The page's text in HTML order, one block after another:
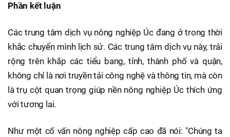
Phần kết luận
Các trung tâm dịch vụ nông nghiệp Úc đang ở trong thời
khắc chuyển mình lịch sử. Các trung tâm dịch vụ này, trải
rộng trên khắp các tiểu bang, tỉnh, thành phố và quận,
không chỉ là nơi truyền tải công nghệ và thông tin, mà còn
là trụ cột quan trọng giúp nền nông nghiệp Úc thích ứng
với tương lai.
Như một cố vấn nông nghiệp cấp cao đã nói: "Chúng ta